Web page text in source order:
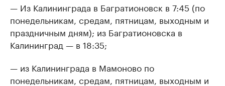
— Из Калининграда в Багратионовск в 7:45 (по
понедельникам, средам, пятницам, выходным и
праздничным дням); из Багратионовска в
Калининград — в 18:35;
— из Калининграда в Мамоново по
понедельникам, средам, пятницам, выходным и